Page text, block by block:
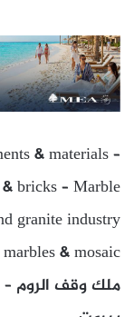
& materials –
bricks – Marble
granite industry
& mosaic
ملك وقف الروم